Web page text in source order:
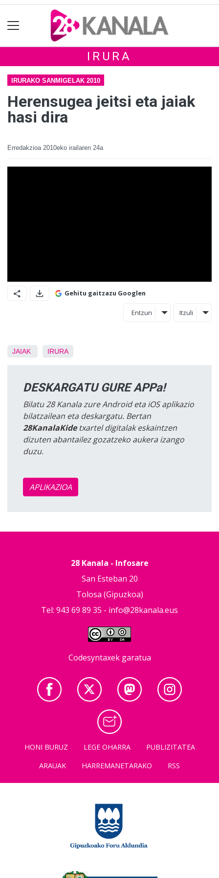
IRURA
IRURAKO SANMIGELAK 2010
Herensugea jeitsi eta jaiak
hasi dira
Erredakzioa 2010eko irailaren 24a
Gehitu gaitzazu Googlen
Entzun Itzuli
JAIAK IRURA
DESKARGATU GURE APPa!
Bilatu 28 Kanala zure Android eta iOS aplikazio
bilatzailean eta deskargatu. Bertan
28KanalaKidetxartel digitalak eskaintzen
dizuten abantailez gozatzeko aukera izango
duzu.
APLIKAZIOA
28 Kanala - Infosare
San Esteban 20
Tolosa (Gipuzkoa)
Tel: 943 69 89 35 - info@28kanala.eus
Codesyntaxek garatua
HONI BURUZ LEGE OHARRA
PUBLIZITATEA
ARAUAK
HARREMANETARAKO RSS